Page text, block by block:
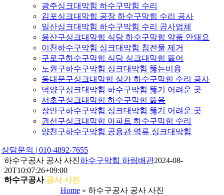
광주싱크대막힘 하수구막힘 수리
김포싱크대막힘 공장 하수구막힘 수리 공사
일산싱크대막힘 하수구막힘 수리 공사업체
용산구싱크대막힘 식당 하수구막힘 약품 안돼요
이천하수구막힘 싱크대막힘 침전물 제거
구로구하수구막힘 식당 싱크대막힘 뚫어
노원구하수구막힘 싱크대막힘 뚫는비용
동대문구싱크대막힘 상가 하수구막힘 수리 공사
덕양구싱크대막힘 하수구막힘 뚫기 어려운 곳
서초구싱크대막힘 하수구막힘 뚫음
장안구하수구막힘 싱크대막힘 뚫기 어려운 곳
권선구싱크대막힘 아파트 하수구막힘 수리
양천구하수구막힘 공용관 역류 싱크대막힘
상담문의 | 010-4892-7655
하수구공사 공사 사진하수구막힘 하림배관2024-08-
20T10:07:26+09:00
하수구공사 공사 사진
Home» 하수구공사 공사 사진